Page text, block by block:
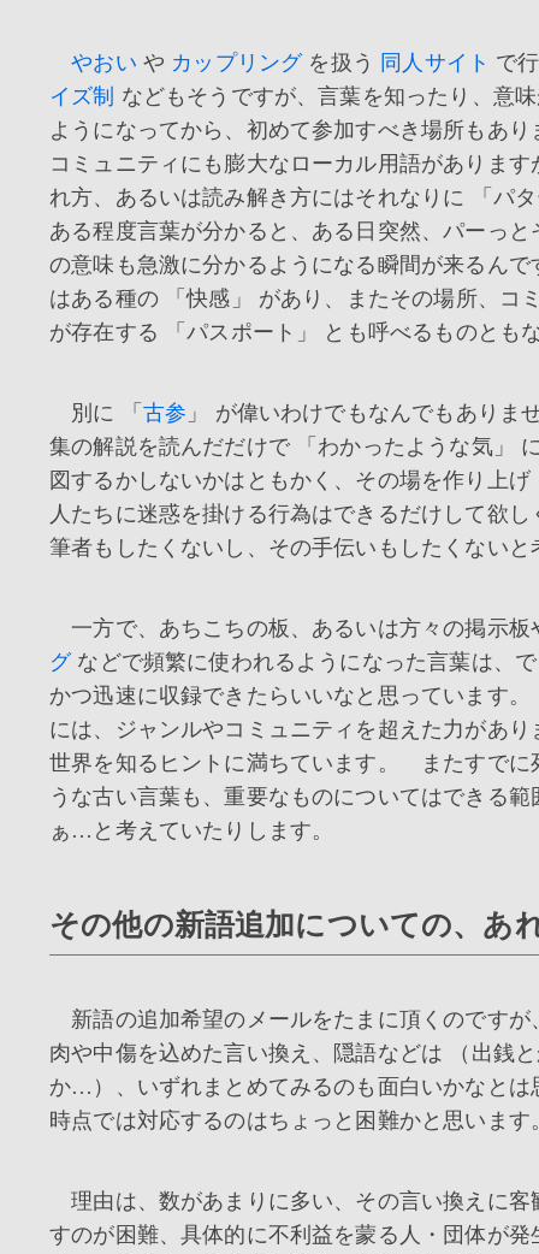
やおい や カップリングを扱う 同人サイト で
イズ制 などもそうですが、言葉を知ったり、意
ようになってから、初めて参加すべき場所もあ
コミュニティにも膨大なローカル用語があります
れ方、あるいは読み解き方にはそれなりに 「パ
ある程度言葉が分かると、ある日突然、パーっと
の意味も急激に分かるようになる瞬間が来るん
はある種の 「快感」 があり、またその場所、コ
が存在する 「パスポート」 とも呼べるものとも
別に 「 古参 」 が偉いわけでもなんでもありま
集の解説を読んだだけで 「わかったような気」
図するかしないかはともかく、その場を作り上
人たちに迷惑を掛ける行為はできるだけして欲し
筆者もしたくないし、その手伝いもしたくないと
一方で、あちこちの板、あるいは方々の掲示板
グなどで頻繁に使われるようになった言葉は、
かつ迅速に収録できたらいいなと思っています
には、ジャンルやコミュニティを超えた力があり
世界を知るヒントに満ちています。 またすでに
うな古い言葉も、重要なものについてはできる範
ぁ…と考えていたりします。
その他の新語追加についての、あ
新語の追加希望のメールをたまに頂くのですが
肉や中傷を込めた言い換え、隠語などは （出銭
か…）、いずれまとめてみるのも面白いかなとは
時点では対応するのはちょっと困難かと思います
理由は、数があまりに多い、その言い換えに客
すのが困難、具体的に不利益を蒙る人・団体が